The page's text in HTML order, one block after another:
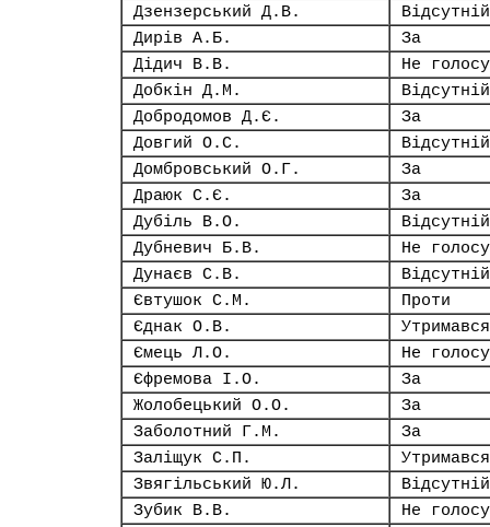
Дзензерський Д.В.
Відсутній
Дирів А.Б.
За
Дідич В.В.
Не
Добкін Д.М.
Відсутній
Добродомов Д.Є.
За
Довгий О.С.
Відсутній
Домбровський О.Г.
За
Драюк С.Є.
За
Дубіль В.О.
Відсутній
Дубневич Б.В.
Не
Дунаєв С.В.
Відсутній
Євтушок С.М.
Проти
Єднак О.В.
Утримався
Ємець Л.О.
Не
Єфремова І.О.
За
Жолобецький О.О.
За
Заболотний Г.М.
За
Заліщук С.П.
Утримався
Звягільський Ю.Л.
Відсутній
Зубик В.В.
Не